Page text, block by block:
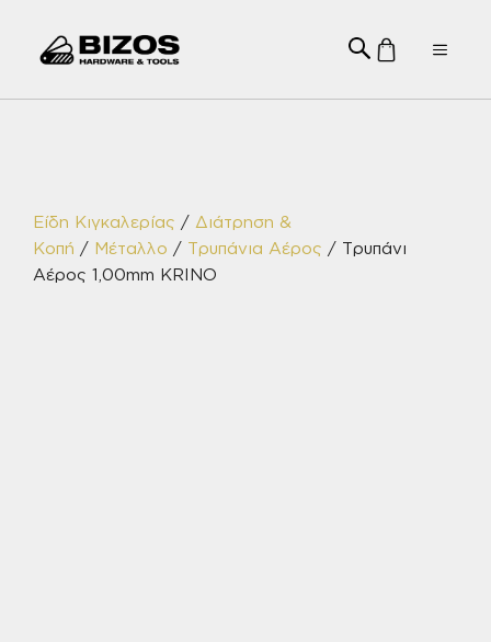
Menu
Είδη Κιγκαλερίας / Διάτρηση &
Κοπή / Μέταλλο / Τρυπάνια Αέρος / Τρυπάνι
Αέρος 1,00mm KRINO